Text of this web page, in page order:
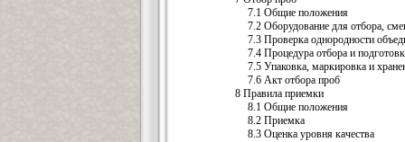
7.1 Общие положения
7.2 Оборудование для отбора,
7.3 Проверка однородности
7.4 Процедура отбора и
7.5 Упаковка, маркировка и
7.6 Акт отбора проб
8 Правила приемки
8.1 Общие положения
8.2 Приемка
8.3 Оценка уровня качества